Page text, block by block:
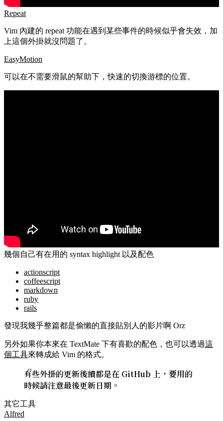
Repeat
Vim 內建的 repeat 功能在遇到某些事件的時候似乎會失效，加
上這個外掛就沒問題了。
EasyMotion
可以在不需要滑鼠的幫助下，快速的切換游標的位置。
幾個自己有在用的 syntax highlight 以及配色
actionscript
coffeescript
markdown
ruby
rails
發現我幾乎整篇都是偷懶的直接貼別人的影片啊 Orz
另外如果你本來在 TextMate 下有喜歡的配色，也可以透過這
個工具來轉成給 Vim 的格式。
有些外掛的更新後續都是在 GitHub 上，要用的
時候請注意最後更新日期。
其它工具
Alfred